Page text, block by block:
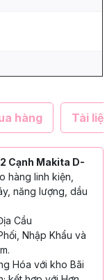
hàng Tài
Cạnh Makita D-
hàng linh kiện,
năng lượng, dầu
Cầu
Nhập Khẩu và
Hóa với kho Bãi